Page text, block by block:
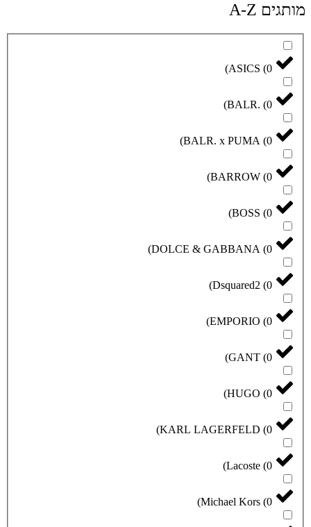
מותגים A-Z
ASICS (0
)
BALR. (0
)
BALR. x PUMA (0
)
BARROW (0
)
BOSS (0
)
DOLCE & GABBANA (0
)
Dsquared2 (0
)
EMPORIO (0
)
GANT (0
)
HUGO (0
)
KARL LAGERFELD (0
)
Lacoste (0
)
Michael Kors (0
)